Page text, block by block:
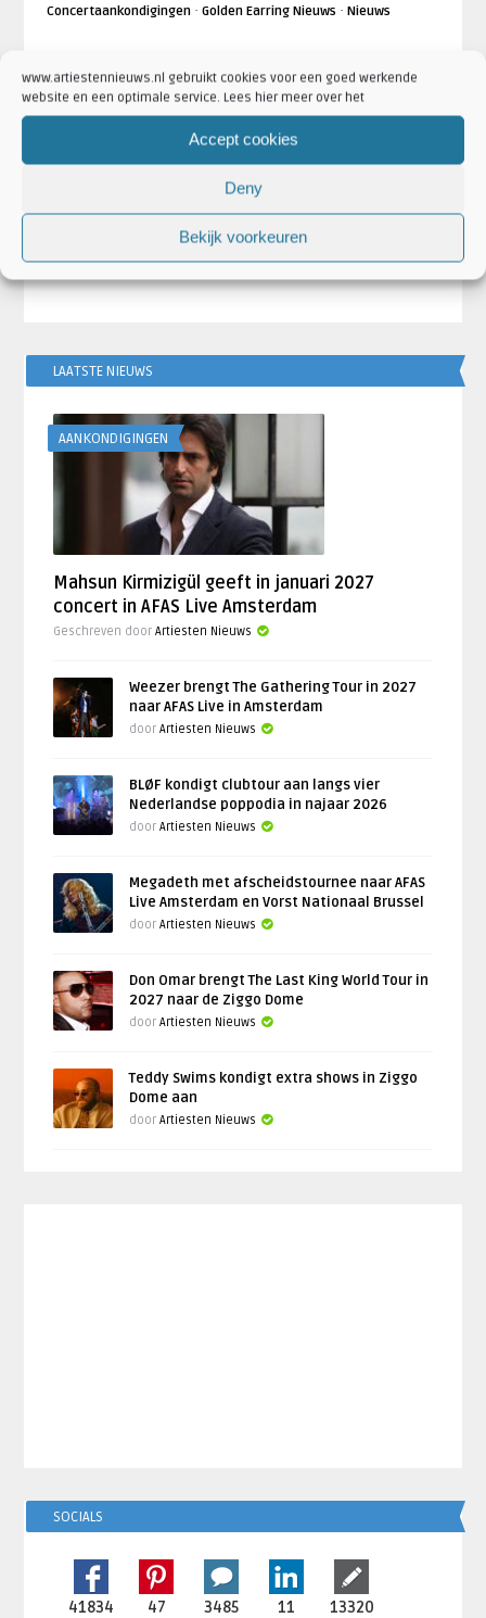
www.artiestennieuws.nl gebruikt cookies voor een goed werkende
website en een optimale service. Lees hier meer over het
Accept cookies
Deny
Bekijk voorkeuren
Concertaankondigingen· Golden Earring Nieuws · Nieuws
ARTIESTEN
Golden Earring stopt vanwege
ernstig zieke George Kooymans
LAATSTE NIEUWS
AANKONDIGINGEN
Mahsun Kirmizigül geeft in januari 2027
concert in AFAS Live Amsterdam
Geschreven doorArtiesten Nieuws
Weezer brengt The Gathering Tour in 2027
naar AFAS Live in Amsterdam
doorArtiesten Nieuws
BLØF kondigt clubtour aan langs vier
Nederlandse poppodia in najaar 2026
doorArtiesten Nieuws
Megadeth met afscheidstournee naar AFAS
Live Amsterdam en Vorst Nationaal Brussel
doorArtiesten Nieuws
Don Omar brengt The Last King World Tour in
2027 naar de Ziggo Dome
doorArtiesten Nieuws
Teddy Swims kondigt extra shows in Ziggo
Dome aan
doorArtiesten Nieuws
SOCIALS
41834 47 3485 11 13320